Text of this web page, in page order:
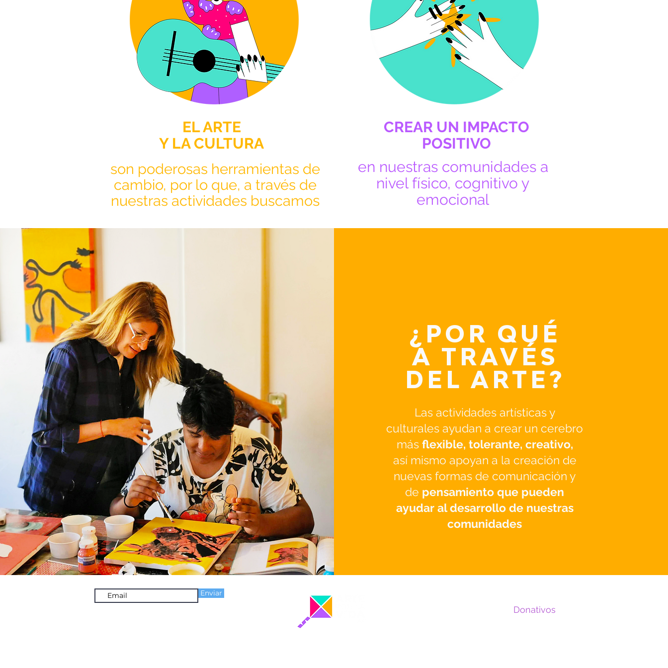
EL ARTE
Y LA CULTURA
son poderosas herramientas de
cambio, por lo que, a través de
nuestras actividades buscamos
CREAR UN IMPACTO
POSITIVO
en nuestras comunidades a
nivel físico, cognitivo y
emocional
¿POR QUÉ
A TRAVÉS
DEL ARTE?
Las actividades artísticas y
culturales ayudan a crear un cerebro
más flexible, tolerante, creativo,
así mismo apoyan a la creación de
nuevas formas de comunicación y
de pensamiento que pueden
ayudar al desarrollo de nuestras
comunidades
Enviar
Donativos